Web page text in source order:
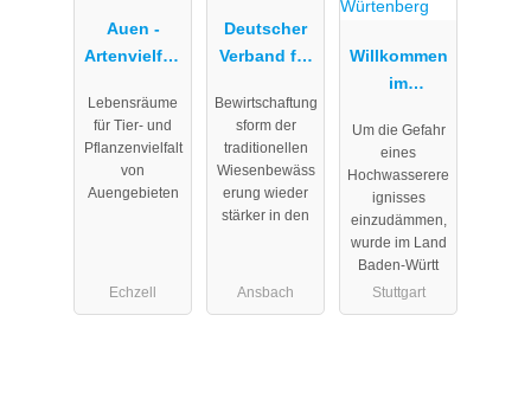
Auen -
Artenvielfalt
Hochwasser
Lebensräume
für Tier- und
Pflanzenvielfalt
von
Auengebieten
Echzell
Deutscher
Verband für
pflege e.V.
Bewirtschaftung
sform der
traditionellen
Wiesenbewäss
erung wieder
stärker in den
Ansbach
Willkommen
im
al "Wasser"
Würtenberg
Um die Gefahr
eines
Hochwasserere
ignisses
einzudämmen,
wurde im Land
Baden-Württ
Stuttgart